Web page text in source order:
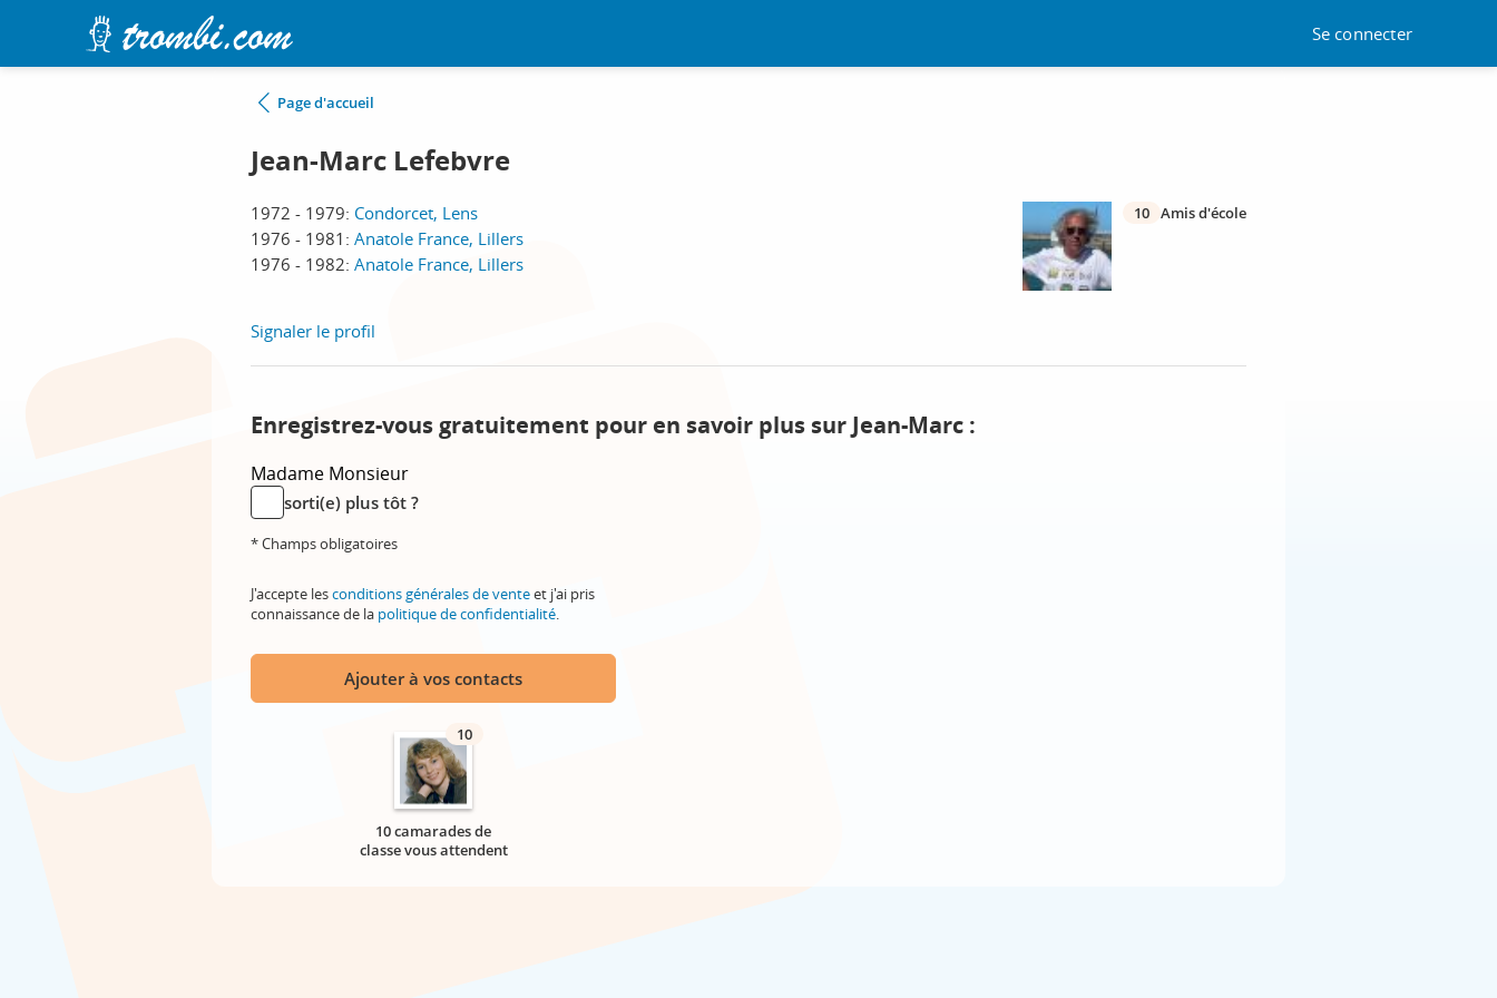
Se connecter
Page d'accueil
Jean-Marc Lefebvre
1972 - 1979: Condorcet, Lens
1976 - 1981: Anatole France, Lillers
1976 - 1982: Anatole France, Lillers
10 Amis d'école
Signaler le profil
Enregistrez-vous gratuitement pour en savoir plus sur Jean-Marc :
Madame Monsieur
sorti(e) plus tôt ?
* Champs obligatoires
J'accepte lesconditions générales de venteet j'ai pris
connaissance de la politique de confidentialité.
Ajouter à vos contacts
10
10 camarades de
classe vous attendent